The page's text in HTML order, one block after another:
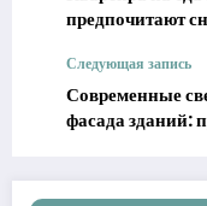
предпочитают
Следующая запись
Современные
фасада зданий: